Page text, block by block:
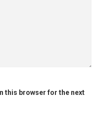
this browser for the next